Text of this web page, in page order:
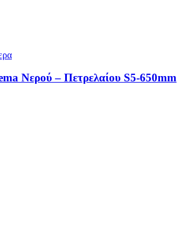
Νερού – Πετρελαίου S5-650mm